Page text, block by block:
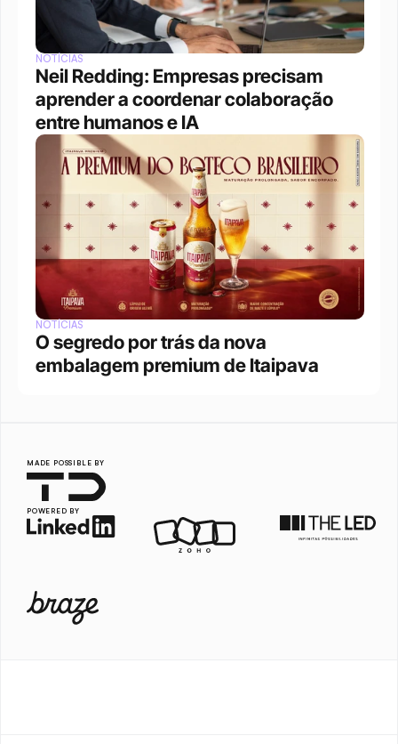
NOTÍCIAS
Neil Redding: Empresas precisam
aprender a coordenar colaboração
entre humanos e IA
NOTÍCIAS
O segredo por trás da nova
embalagem premium de Itaipava
MADE POSSIBLE BY
POWERED BY